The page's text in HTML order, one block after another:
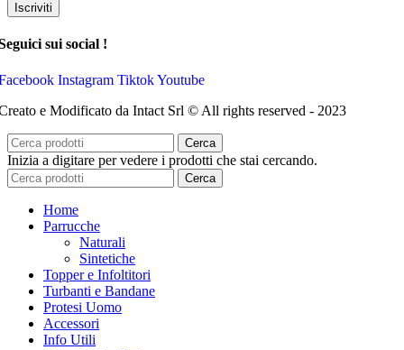
Iscriviti
sui social !
Instagram TiktokYoutube
e Modificato da Intact Srl © All rights reserved - 2023
Cerca
Inizia a digitare per vedere i prodotti che stai cercando.
Cerca
Home
Parrucche
Naturali
Sintetiche
Topper e Infoltitori
Turbanti e Bandane
Protesi Uomo
Accessori
Info Utili